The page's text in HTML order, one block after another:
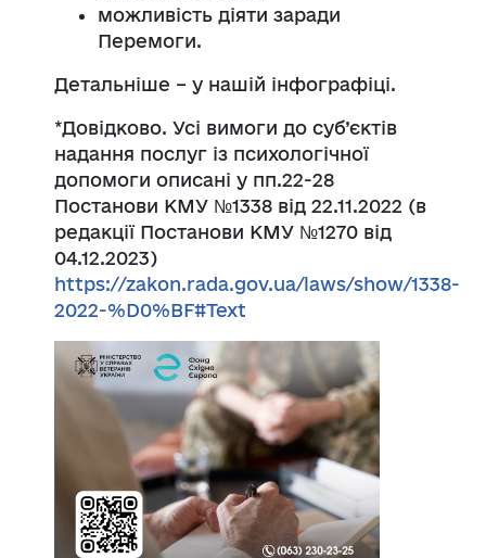
можливість діяти заради
Перемоги.
Детальніше – у нашій інфографіці.
*Довідково. Усі вимоги до суб’єктів
надання послуг із психологічної
допомоги описані у пп.22-28
Постанови КМУ №1338 від 22.11.2022 (в
редакції Постанови КМУ №1270 від
04.12.2023)
https://zakon.rada.gov.ua/laws/show/1338-
2022-%D0%BF#Text